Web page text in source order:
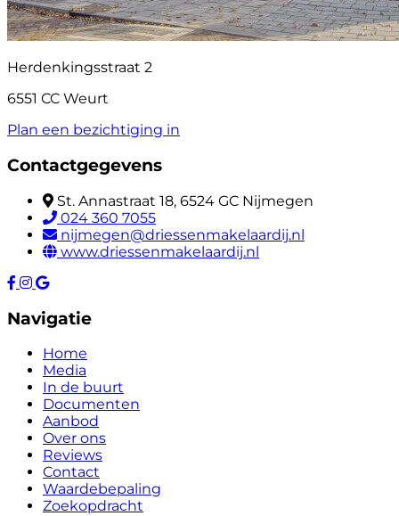
Herdenkingsstraat 2
6551 CC Weurt
Plan een bezichtiging in
Contactgegevens
St. Annastraat 18, 6524 GC Nijmegen
024 360 7055
nijmegen@driessenmakelaardij.nl
www.driessenmakelaardij.nl
Navigatie
Home
Media
In de buurt
Documenten
Aanbod
Over ons
Reviews
Contact
Waardebepaling
Zoekopdracht